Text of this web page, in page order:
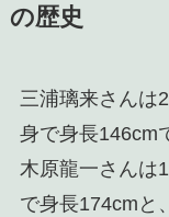
の歴史
三浦璃来さんは
身で身長146cm
木原龍一さんは
で身長174cmと